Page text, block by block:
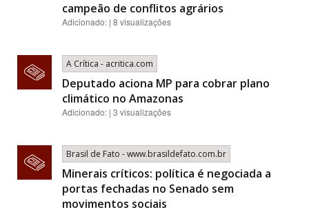
campeão de conflitos agrários
Adicionado: | 8 visualizações
A Crítica - acritica.com
Deputado aciona MP para cobrar plano
climático no Amazonas
Adicionado: | 3 visualizações
Brasil de Fato - www.brasildefato.com.br
Minerais críticos: política é negociada a
portas fechadas no Senado sem
movimentos sociais